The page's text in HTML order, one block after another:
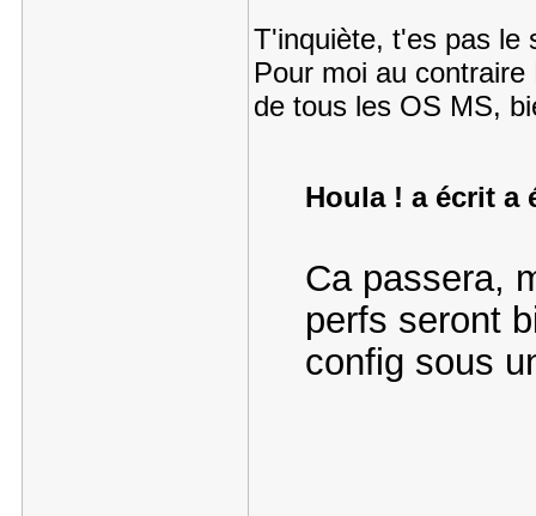
T'inquiète, t'es pas le
Pour moi au
de tous les OS MS,
Houla ! a écrit a
Ca passera,
perfs seront
config sous